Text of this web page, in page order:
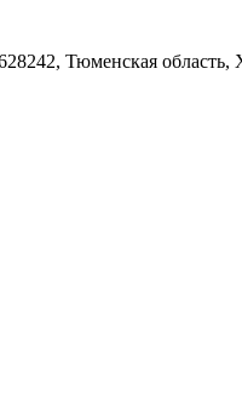
Тюменская